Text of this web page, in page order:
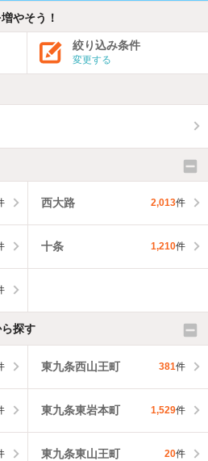
やそう！
絞り込み条件
変更する
西大路 2,013件
十条 1,210件
探す
東九条西山王町 381件
東九条東岩本町 1,529件
東九条東山王町 20件